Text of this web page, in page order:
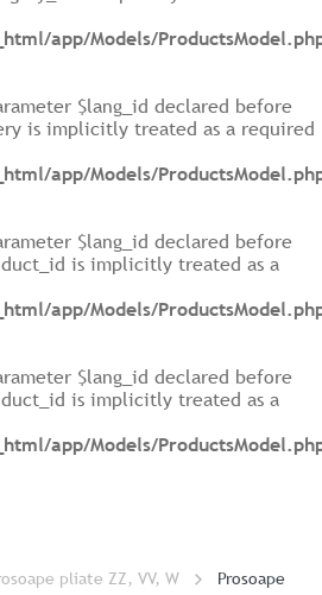
app/Models/
$lang_id declared before
is implicitly treated as a required
app/Models/
$lang_id declared before
is implicitly treated as a
app/Models/
$lang_id declared before
is implicitly treated as a
app/Models/
pliate ZZ, VV, W
Prosoape